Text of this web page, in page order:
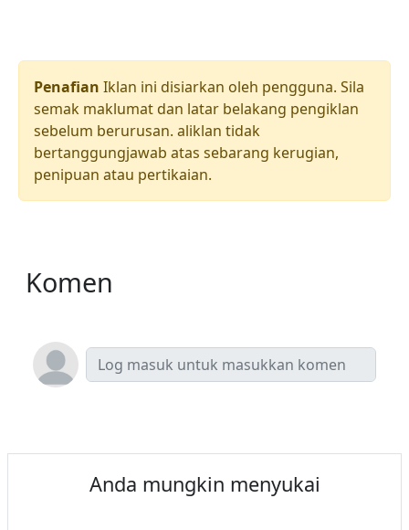
Penafian Iklan ini disiarkan oleh pengguna. Sila
semak maklumat dan latar belakang pengiklan
sebelum berurusan. aliklan tidak
bertanggungjawab atas sebarang kerugian,
penipuan atau pertikaian.
Komen
Anda mungkin menyukai